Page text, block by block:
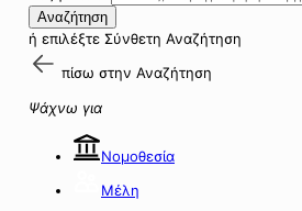
Αναζήτηση
ή επιλέξτε Σύνθετη Αναζήτηση
πίσω στην Αναζήτηση
Ψάχνω για
Νομοθεσία
Μέλη